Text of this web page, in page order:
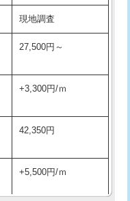
16,500円
3,300円
5,500円
11,000円
33,000円
現地調査
27,500円～
+3,300円/ｍ
42,350円
+5,500円/ｍ